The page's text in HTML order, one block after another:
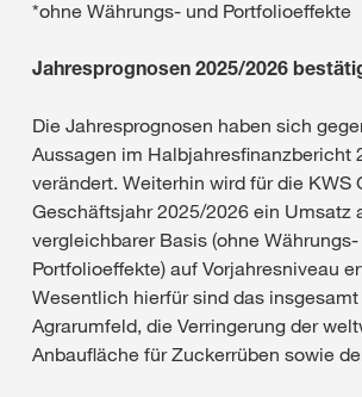
*ohne Währungs- und Portfolioeffekte
Jahresprognosen 2025/2026
Die Jahresprognosen haben sich
Aussagen im Halbjahresfinanzbericht
verändert. Weiterhin wird für die KWS
Geschäftsjahr 2025/2026 ein Umsatz
vergleichbarer Basis (ohne
Portfolioeffekte) auf Vorjahresniveau
Wesentlich hierfür sind das
Agrarumfeld, die Verringerung der
Anbaufläche für Zuckerrüben sowie